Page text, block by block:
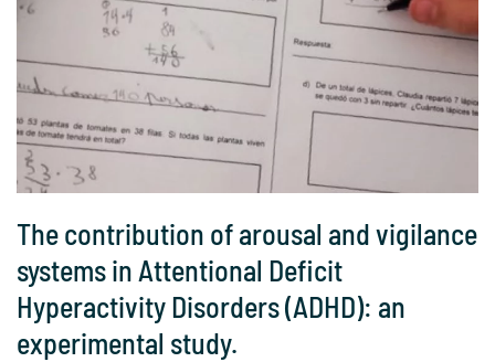
The contribution of arousal and vigilance
systems in Attentional Deficit
Hyperactivity Disorders (ADHD): an
experimental study.